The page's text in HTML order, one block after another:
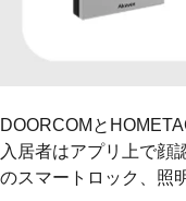
DOORCOMと
入居者はアプリ上で顔
のスマートロック、照